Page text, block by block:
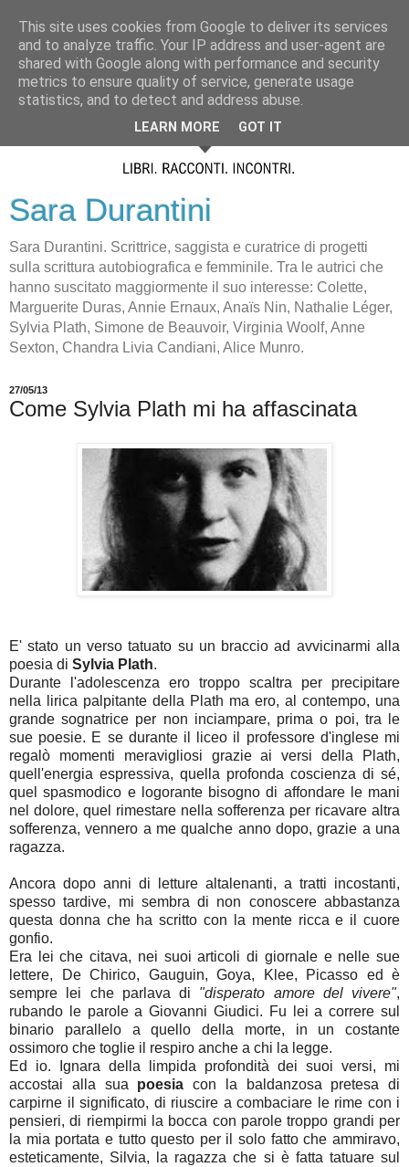
Sara Durantini
Sara Durantini. Scrittrice, saggista e curatrice di progetti
sulla scrittura autobiografica e femminile. Tra le autrici che
hanno suscitato maggiormente il suo interesse: Colette,
Marguerite Duras, Annie Ernaux, Anaïs Nin, Nathalie Léger,
Sylvia Plath, Simone de Beauvoir, Virginia Woolf, Anne
Sexton, Chandra Livia Candiani, Alice Munro.
27/05/13
Come Sylvia Plath mi ha affascinata
E' stato un verso tatuato su un braccio ad avvicinarmi alla
poesia di Sylvia Plath.
Durante l'adolescenza ero troppo scaltra per precipitare
nella lirica palpitante della Plath ma ero, al contempo, una
grande sognatrice per non inciampare, prima o poi, tra le
sue poesie. E se durante il liceo il professore d'inglese mi
regalò momenti meravigliosi grazie ai versi della Plath,
quell'energia espressiva, quella profonda coscienza di sé,
quel spasmodico e logorante bisogno di affondare le mani
nel dolore, quel rimestare nella sofferenza per ricavare altra
sofferenza, vennero a me qualche anno dopo, grazie a una
ragazza.
Ancora dopo anni di letture altalenanti, a tratti incostanti,
spesso tardive, mi sembra di non conoscere abbastanza
questa donna che ha scritto con la mente ricca e il cuore
gonfio.
Era lei che citava, nei suoi articoli di giornale e nelle sue
lettere, De Chirico, Gauguin, Goya, Klee, Picasso ed è
sempre lei che parlava di "disperato amore del vivere",
rubando le parole a Giovanni Giudici. Fu lei a correre sul
binario parallelo a quello della morte, in un costante
ossimoro che toglie il respiro anche a chi la legge.
Ed io. Ignara della limpida profondità dei suoi versi, mi
accostai alla sua poesia con la baldanzosa pretesa di
carpirne il significato, di riuscire a combaciare le rime con i
pensieri, di riempirmi la bocca con parole troppo grandi per
la mia portata e tutto questo per il solo fatto che ammiravo,
esteticamente, Silvia, la ragazza che si è fatta tatuare sul
This site uses cookies from Google to deliver its services
and to analyze traffic. Your IP address and user-agent are
shared with Google along with performance and security
metrics to ensure quality of service, generate usage
statistics, and to detect and address abuse.
LEARN MORE GOT IT